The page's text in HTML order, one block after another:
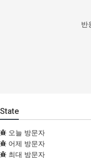
반
State
오늘 방문자
어제 방문자
최대 방문자